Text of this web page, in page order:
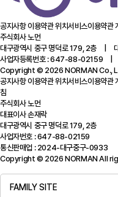
공지사항이용약관위치서비스이용약관
주식회사 노먼
대구광역시 중구 명덕로 179, 2층 |
사업자등록번호 : 647-88-02159 |
Copyright © 2026 NORMAN Co.,
공지사항이용약관위치서비스이용약관
침
주식회사 노먼
대표이사 손재락
대구광역시 중구 명덕로 179, 2층
사업자번호 : 647-88-02159
통신판매업 : 2024-대구중구-0933
Copyright © 2026 NORMAN All
FAMILY SITE